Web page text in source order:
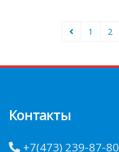
1 2
Контакты
+7(473) 239-87-80